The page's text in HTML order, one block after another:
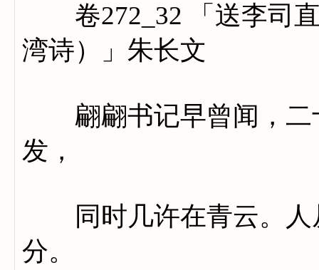
卷272_32 「送李司直
湾诗）」朱长文
翩翩书记早曾闻，二
发，
同时几许在青云。人
分。